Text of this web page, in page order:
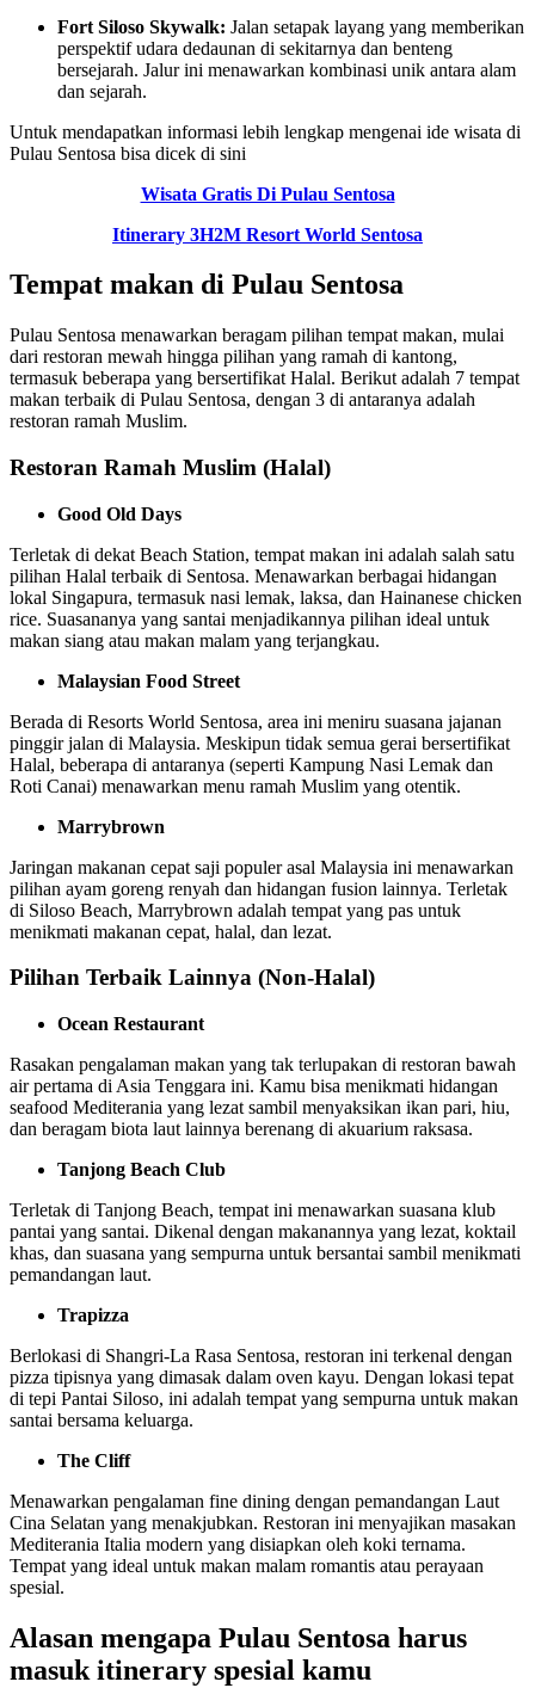
Fort Siloso Skywalk: Jalan setapak layang yang memberikan
perspektif udara dedaunan di sekitarnya dan benteng
bersejarah. Jalur ini menawarkan kombinasi unik antara alam
dan sejarah.
Untuk mendapatkan informasi lebih lengkap mengenai ide wisata di
Pulau Sentosa bisa dicek di sini
Wisata Gratis Di Pulau Sentosa
Itinerary 3H2M Resort World Sentosa
Tempat makan di Pulau Sentosa
Pulau Sentosa menawarkan beragam pilihan tempat makan, mulai
dari restoran mewah hingga pilihan yang ramah di kantong,
termasuk beberapa yang bersertifikat Halal. Berikut adalah 7 tempat
makan terbaik di Pulau Sentosa, dengan 3 di antaranya adalah
restoran ramah Muslim.
Restoran Ramah Muslim (Halal)
Good Old Days
Terletak di dekat Beach Station, tempat makan ini adalah salah satu
pilihan Halal terbaik di Sentosa. Menawarkan berbagai hidangan
lokal Singapura, termasuk nasi lemak, laksa, dan Hainanese chicken
rice. Suasananya yang santai menjadikannya pilihan ideal untuk
makan siang atau makan malam yang terjangkau.
Malaysian Food Street
Berada di Resorts World Sentosa, area ini meniru suasana jajanan
pinggir jalan di Malaysia. Meskipun tidak semua gerai bersertifikat
Halal, beberapa di antaranya (seperti Kampung Nasi Lemak dan
Roti Canai) menawarkan menu ramah Muslim yang otentik.
Marrybrown
Jaringan makanan cepat saji populer asal Malaysia ini menawarkan
pilihan ayam goreng renyah dan hidangan fusion lainnya. Terletak
di Siloso Beach, Marrybrown adalah tempat yang pas untuk
menikmati makanan cepat, halal, dan lezat.
Pilihan Terbaik Lainnya (Non-Halal)
Ocean Restaurant
Rasakan pengalaman makan yang tak terlupakan di restoran bawah
air pertama di Asia Tenggara ini. Kamu bisa menikmati hidangan
seafood Mediterania yang lezat sambil menyaksikan ikan pari, hiu,
dan beragam biota laut lainnya berenang di akuarium raksasa.
Tanjong Beach Club
Terletak di Tanjong Beach, tempat ini menawarkan suasana klub
pantai yang santai. Dikenal dengan makanannya yang lezat, koktail
khas, dan suasana yang sempurna untuk bersantai sambil menikmati
pemandangan laut.
Trapizza
Berlokasi di Shangri-La Rasa Sentosa, restoran ini terkenal dengan
pizza tipisnya yang dimasak dalam oven kayu. Dengan lokasi tepat
di tepi Pantai Siloso, ini adalah tempat yang sempurna untuk makan
santai bersama keluarga.
The Cliff
Menawarkan pengalaman fine dining dengan pemandangan Laut
Cina Selatan yang menakjubkan. Restoran ini menyajikan masakan
Mediterania Italia modern yang disiapkan oleh koki ternama.
Tempat yang ideal untuk makan malam romantis atau perayaan
spesial.
Alasan mengapa Pulau Sentosa harus
masuk itinerary spesial kamu